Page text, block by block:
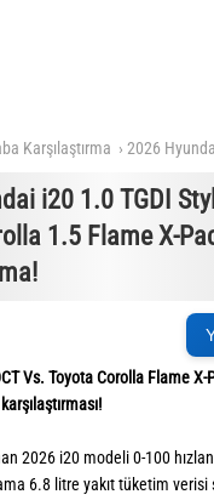
Karşılaştırma 2026
i20 1.0 TGDI
1.5 Flame X-
Vs. Toyota Corolla Flame
2026 i20 modeli 0-100
6.8 litre yakıt tüketim